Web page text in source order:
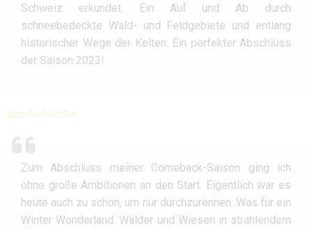
Schweiz erkundet. Ein Auf und Ab durch
schneebedeckte Wald- und Feldgebiete und entlang
historischer Wege der Kelten. Ein perfekter Abschluss
der Saison 2023!
Basilia Förster
Zum Abschluss meiner Comeback-Saison ging ich
ohne große Ambitionen an den Start. Eigentlich war es
heute auch zu schön, um nur durchzurennen. Was für ein
Winter Wonderland. Wälder und Wiesen in strahlendem